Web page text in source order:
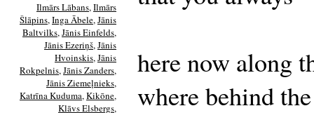
Ilmārs Lābans,Ilmārs
Šlāpins,Inga Ābele,Jānis
Baltvilks,Jānis Einfelds,
Jānis Ezeriņš,Jānis
Hvoinskis,Jānis
Rokpelnis,Jānis Zanders,
Jānis Ziemeļnieks,
Katrīna Kuduma,Kikōne,
Klāvs Elsbergs,
here now along
where behind